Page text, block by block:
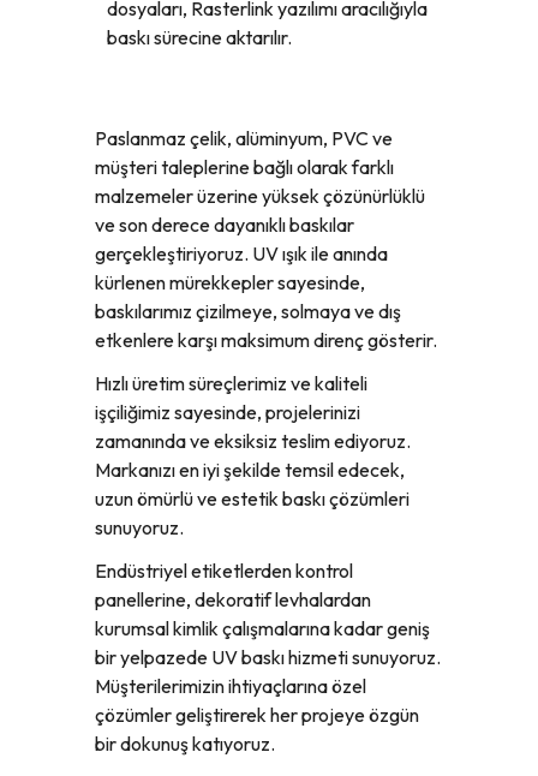
dosyaları, Rasterlink yazılımı aracılığıyla
baskı sürecine aktarılır.
Paslanmaz çelik, alüminyum, PVC ve
müşteri taleplerine bağlı olarak farklı
malzemeler üzerine yüksek çözünürlüklü
ve son derece dayanıklı baskılar
gerçekleştiriyoruz. UV ışık ile anında
kürlenen mürekkepler sayesinde,
baskılarımız çizilmeye, solmaya ve dış
etkenlere karşı maksimum direnç gösterir.
Hızlı üretim süreçlerimiz ve kaliteli
işçiliğimiz sayesinde, projelerinizi
zamanında ve eksiksiz teslim ediyoruz.
Markanızı en iyi şekilde temsil edecek,
uzun ömürlü ve estetik baskı çözümleri
sunuyoruz.
Endüstriyel etiketlerden kontrol
panellerine, dekoratif levhalardan
kurumsal kimlik çalışmalarına kadar geniş
bir yelpazede UV baskı hizmeti sunuyoruz.
Müşterilerimizin ihtiyaçlarına özel
çözümler geliştirerek her projeye özgün
bir dokunuş katıyoruz.